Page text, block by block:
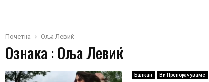
Почетна Оља Левиќ
Ознака : Оља Левиќ
Балкан Ви Препорачуваме